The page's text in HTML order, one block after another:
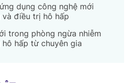
dụng công nghệ mới
điều trị hô hấp
trong phòng ngừa nhiễm
hấp từ chuyên gia